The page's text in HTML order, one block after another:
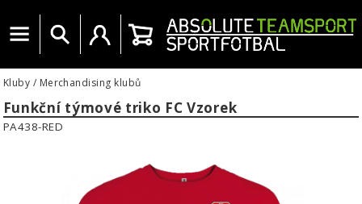
Menu Vyhledat Uživatelský účet
Košík
Kluby / Merchandising klubů
Funkční týmové triko FC Vzorek
PA438-RED